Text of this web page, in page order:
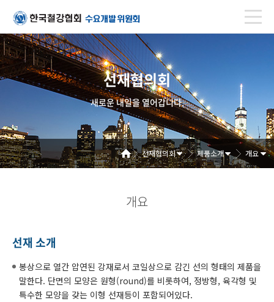
선재협의회
새로운 내일을 열어갑니다.
선재협의회 제품소개 개요
개요
선재 소개
봉상으로 열간 압연된 강재로서 코일상으로 감긴 선의 형태의 제품을
말한다. 단면의 모양은 원형(round)를 비롯하여, 정방형, 육각형 및
특수한 모양을 갖는 이형 선재등이 포함되어있다.